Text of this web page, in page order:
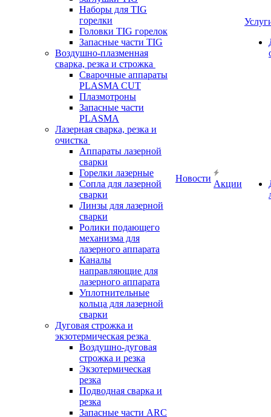
Наборы для TIG
горелки
Головки TIG горелок
Запасные части TIG
Воздушно-плазменная
сварка, резка и строжка
Сварочные аппараты
PLASMA CUT
Плазмотроны
Запасные части
PLASMA
Лазерная сварка, резка и
очистка
Аппараты лазерной
сварки
Горелки лазерные
Сопла для лазерной
сварки
Линзы для лазерной
сварки
Ролики подающего
механизма для
лазерного аппарата
Каналы
направляющие для
лазерного аппарата
Уплотнительные
кольца для лазерной
сварки
Дуговая строжка и
экзотермическая резка
Воздушно-дуговая
строжка и резка
Экзотермическая
резка
Подводная сварка и
резка
Запасные части ARC
Новости
Акции